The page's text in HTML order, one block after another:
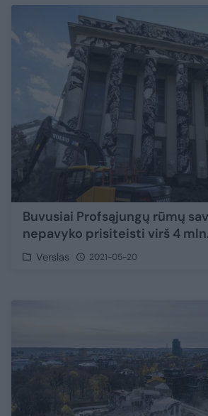
Buvusiai Profsąjungų rūmų
nepavyko prisiteisti virš 4
Verslas 2021-05-20